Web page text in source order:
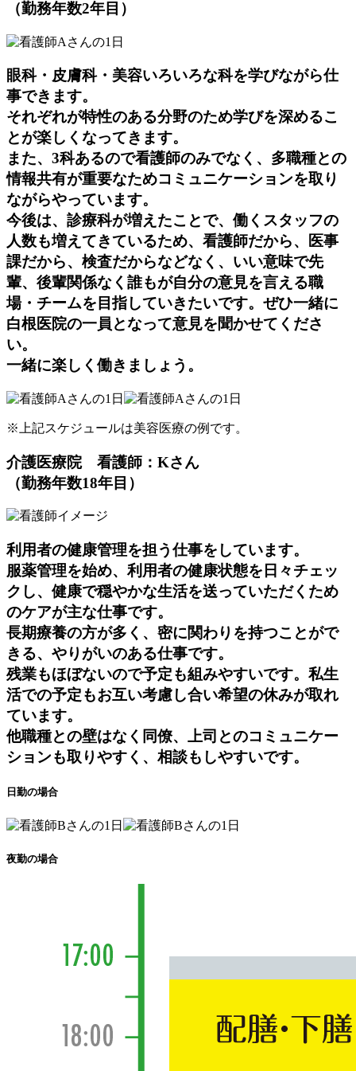
（勤務年数2年目）
眼科・皮膚科・美容いろいろな科を学びながら仕
事できます。
それぞれが特性のある分野のため学びを深めるこ
とが楽しくなってきます。
また、3科あるので看護師のみでなく、多職種との
情報共有が重要なためコミュニケーションを取り
ながらやっています。
今後は、診療科が増えたことで、働くスタッフの
人数も増えてきているため、看護師だから、医事
課だから、検査だからなどなく、いい意味で先
輩、後輩関係なく誰もが自分の意見を言える職
場・チームを目指していきたいです。ぜひ一緒に
白根医院の一員となって意見を聞かせてくださ
い。
一緒に楽しく働きましょう。
※上記スケジュールは美容医療の例です。
介護医療院 看護師：Kさん
（勤務年数18年目）
利用者の健康管理を担う仕事をしています。
服薬管理を始め、利用者の健康状態を日々チェッ
クし、健康で穏やかな生活を送っていただくため
のケアが主な仕事です。
長期療養の方が多く、密に関わりを持つことがで
きる、やりがいのある仕事です。
残業もほぼないので予定も組みやすいです。私生
活での予定もお互い考慮し合い希望の休みが取れ
ています。
他職種との壁はなく同僚、上司とのコミュニケー
ションも取りやすく、相談もしやすいです。
日勤の場合
夜勤の場合